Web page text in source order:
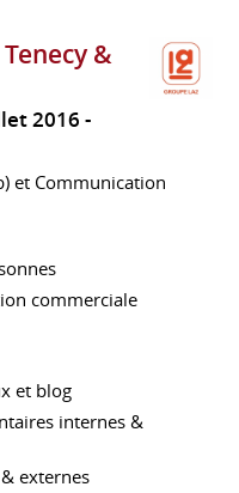
&
2016
et Communication
commerciale
et blog
internes &
externes